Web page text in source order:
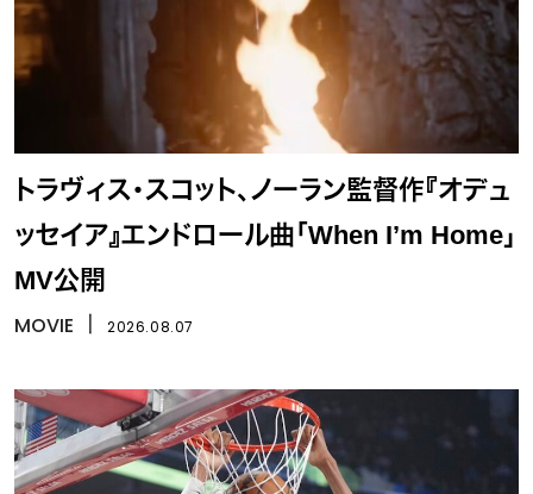
トラヴィス・スコット、ノーラン監督作『オデュ
ッセイア』エンドロール曲「When I’m Home」
MV公開
MOVIE 2026.08.07